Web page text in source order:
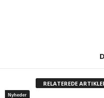
RELATEREDE
Nyheder